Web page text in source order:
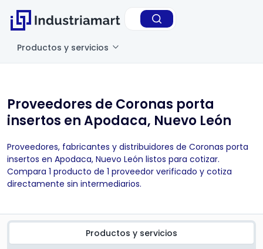
Productos y servicios
Proveedores de Coronas porta
insertos en Apodaca, Nuevo León
Proveedores, fabricantes y distribuidores de Coronas porta
insertos en Apodaca, Nuevo León listos para cotizar.
Compara 1 producto de 1 proveedor verificado y cotiza
directamente sin intermediarios.
Productos y servicios